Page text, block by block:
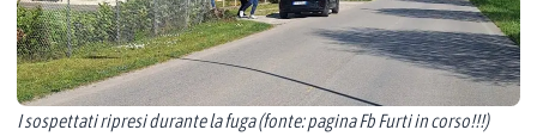
I sospettati ripresi durante la fuga (fonte: pagina Fb Furti in corso!!!)